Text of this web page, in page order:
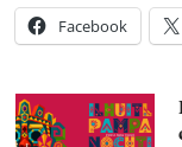
Facebook